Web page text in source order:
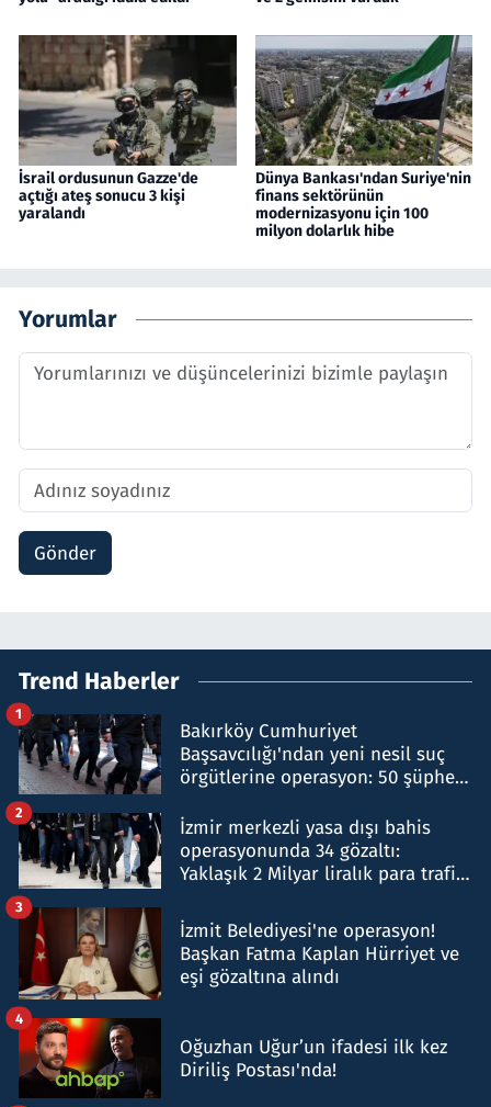
İsrail ordusunun Gazze'de
açtığı ateş sonucu 3 kişi
yaralandı
Dünya Bankası'ndan Suriye'nin
finans sektörünün
modernizasyonu için 100
milyon dolarlık hibe
Yorumlar
Gönder
Trend Haberler
Bakırköy Cumhuriyet
Başsavcılığı'ndan yeni nesil suç
örgütlerine operasyon: 50 şüpheli
1
İzmir merkezli yasa dışı bahis
operasyonunda 34 gözaltı:
Yaklaşık 2 Milyar liralık para trafiği
2
İzmit Belediyesi'ne operasyon!
Başkan Fatma Kaplan Hürriyet ve
eşi gözaltına alındı
3
Oğuzhan Uğur’un ifadesi ilk kez
Diriliş Postası'nda!
4